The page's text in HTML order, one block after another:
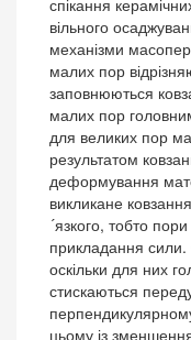
вільного
механізми
малих пор
заповнюються
малих пор
для великих пор
результатом
деформування
викликане
´язкого, тобто
прикладання
оскільки для них
стискаються
цьому із